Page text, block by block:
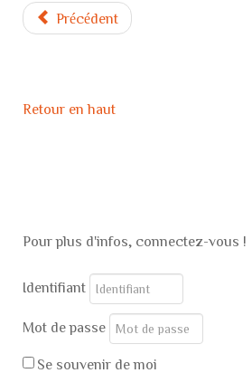
Précédent
Retour en haut
Pour plus d'infos, connectez-vous !
Identifiant
Mot de passe
Se souvenir de moi